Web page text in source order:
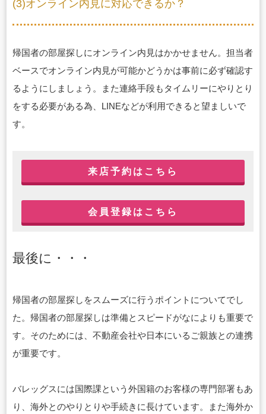
(3)オンライン内見に対応できるか？
帰国者の部屋探しにオンライン内見はかかせません。担当者
ベースでオンライン内見が可能かどうかは事前に必ず確認す
るようにしましょう。また連絡手段もタイムリーにやりとり
をする必要がある為、LINEなどが利用できると望ましいで
す。
来店予約はこちら
会員登録はこちら
最後に・・・
帰国者の部屋探しをスムーズに行うポイントについてでし
た。帰国者の部屋探しは準備とスピードがなによりも重要で
す。そのためには、不動産会社や日本にいるご親族との連携
が重要です。
バレッグスには国際課という外国籍のお客様の専門部署もあ
り、海外とのやりとりや手続きに長けています。また海外か